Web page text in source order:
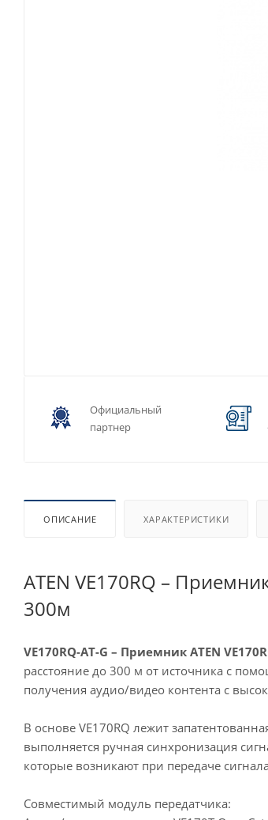
Официальный
партнер
ОПИСАНИЕ ХАРАКТЕРИСТИКИ
ATEN VE170RQ –
300м
VE170RQ-AT-G – Приемник ATEN
расстояние до 300 м от источника с
получения аудио/видео контента с
В основе VE170RQ лежит
выполняется ручная синхронизация
которые возникают при передаче
Совместимый модуль передатчика: